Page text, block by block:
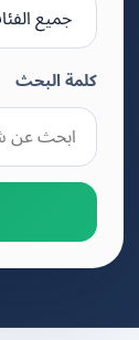
كلمة البحث